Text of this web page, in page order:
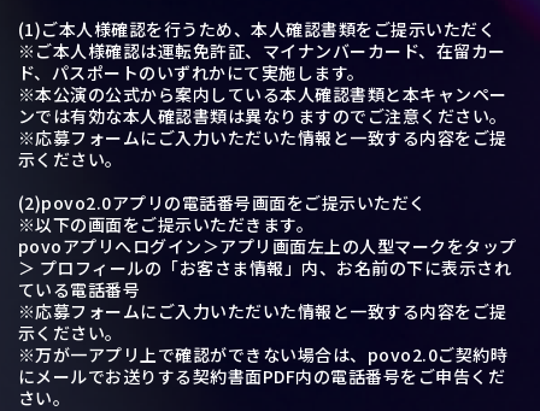
(1)ご本人様確認を行うため、本人確認書類をご提示いただく
※ご本人様確認は運転免許証、マイナンバーカード、在留カー
ド、パスポートのいずれかにて実施します。
※本公演の公式から案内している本人確認書類と本キャンペー
ンでは有効な本人確認書類は異なりますのでご注意ください。
※応募フォームにご入力いただいた情報と一致する内容をご提
示ください。
(2)povo2.0アプリの電話番号画面をご提示いただく
※以下の画⾯をご提示いただきます。
povoアプリへログイン＞アプリ画面左上の人型マークをタップ
＞ プロフィールの「お客さま情報」内、お名前の下に表示され
ている電話番号
※応募フォームにご入力いただいた情報と一致する内容をご提
示ください。
※万が一アプリ上で確認ができない場合は、povo2.0ご契約時
にメールでお送りする契約書面PDF内の電話番号をご申告くだ
さい。